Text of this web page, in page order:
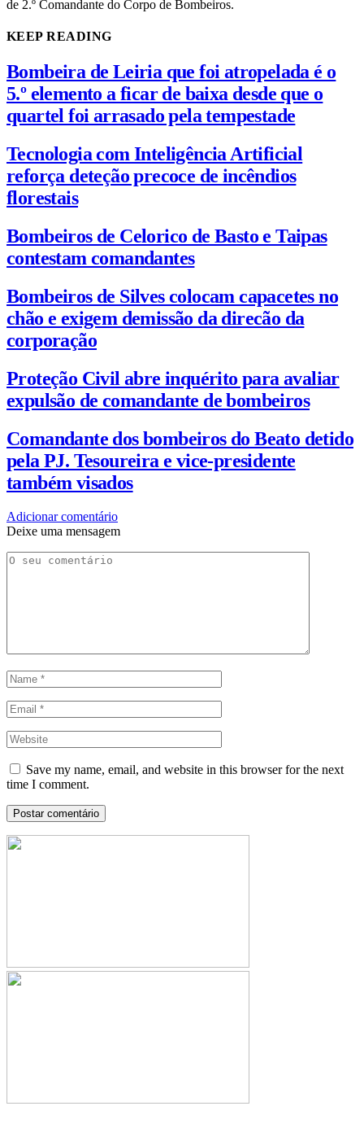
de 2.º Comandante do Corpo de Bombeiros.
KEEP READING
Bombeira de Leiria que foi atropelada é o
5.º elemento a ficar de baixa desde que o
quartel foi arrasado pela tempestade
Tecnologia com Inteligência Artificial
reforça deteção precoce de incêndios
florestais
Bombeiros de Celorico de Basto e Taipas
contestam comandantes
Bombeiros de Silves colocam capacetes no
chão e exigem demissão da direcão da
corporação
Proteção Civil abre inquérito para avaliar
expulsão de comandante de bombeiros
Comandante dos bombeiros do Beato detido
pela PJ. Tesoureira e vice-presidente
também visados
Adicionar comentário
Deixe uma mensagem
Save my name, email, and website in this browser for the next
time I comment.